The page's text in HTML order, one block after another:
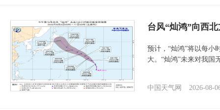
台风“灿鸿”向西
预计，“灿鸿”将以每小
大。“灿鸿”未来对我国
中国天气网 2026-08-